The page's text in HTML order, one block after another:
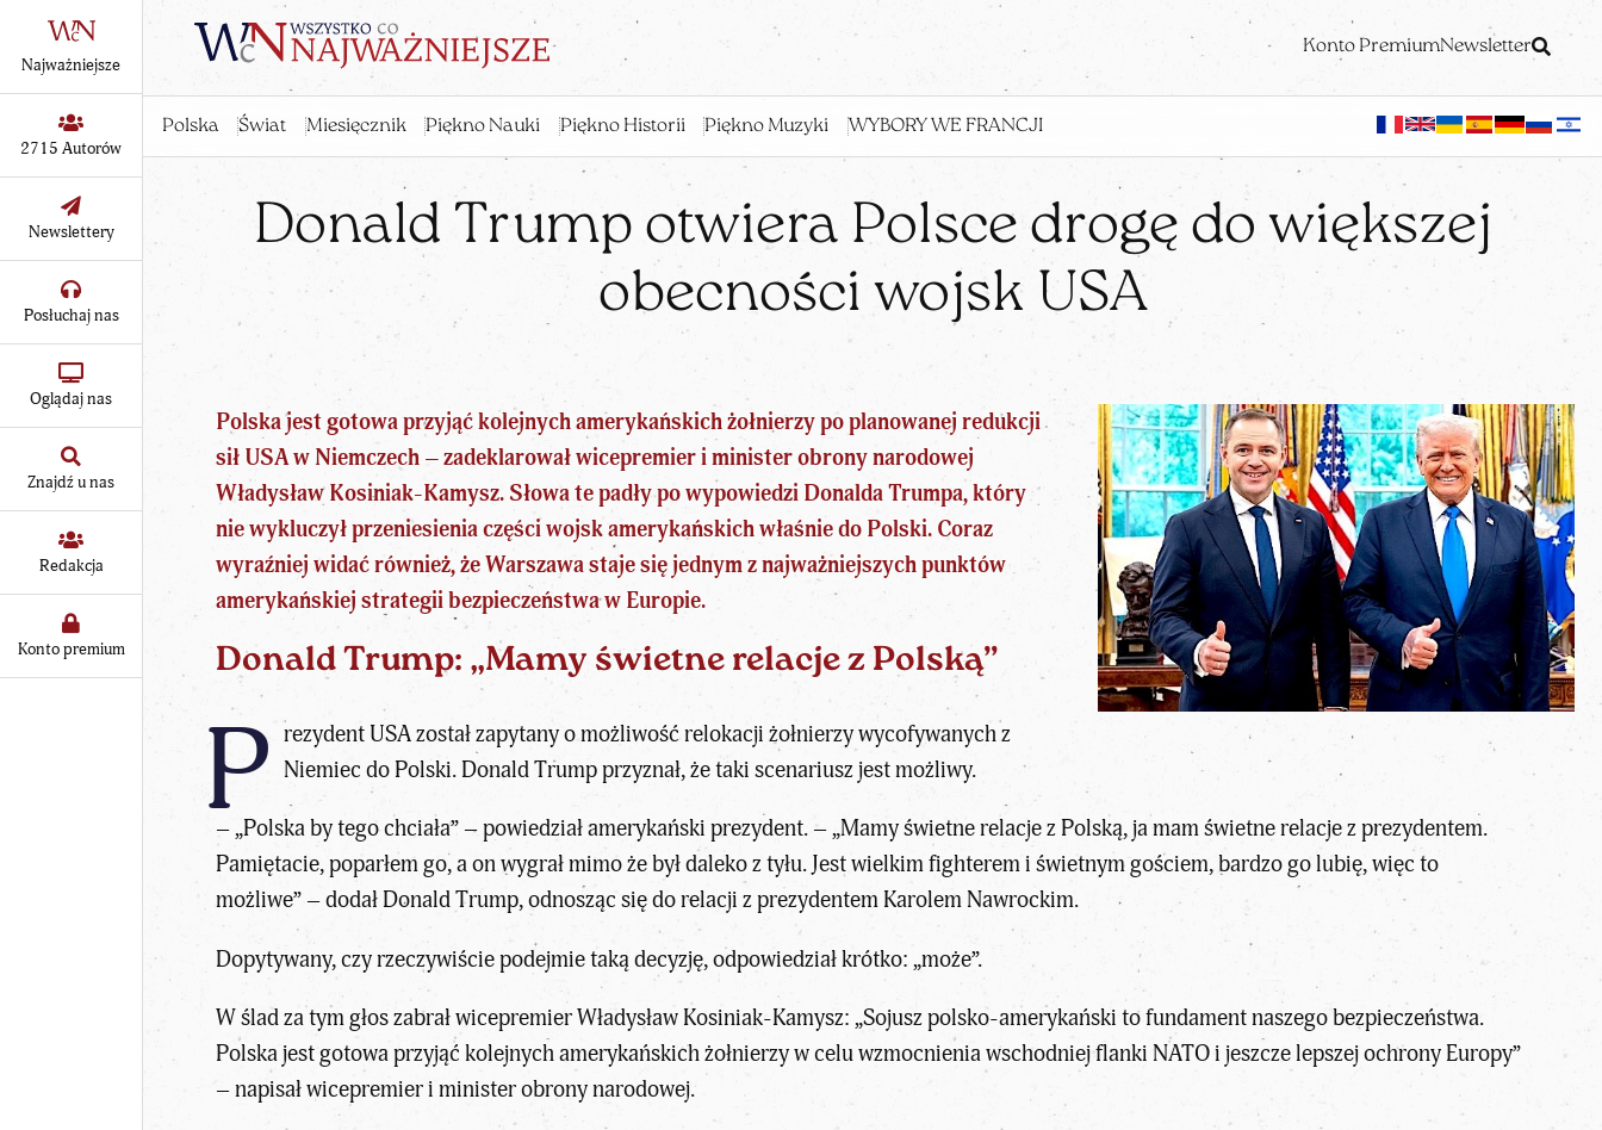
Konto PremiumNewsletter
Polska Świat Miesięcznik Piękno Nauki Piękno Historii Piękno Muzyki WYBORY WE FRANCJI
Najważniejsze
2715 Autorów
Newslettery
Posłuchaj nas
Oglądaj nas
Znajdź u nas
Redakcja
Konto premium
Donald Trump otwiera Polsce drogę do większej
obecności wojsk USA
Polska jest gotowa przyjąć kolejnych amerykańskich żołnierzy po planowanej redukcji
sił USA w Niemczech – zadeklarował wicepremier i minister obrony narodowej
Władysław Kosiniak-Kamysz. Słowa te padłypo wypowiedzi Donalda Trumpa, który
nie wykluczył przeniesienia części wojsk amerykańskich właśnie do Polski. Coraz
wyraźniej widać również, że Warszawa staje się jednym z najważniejszych punktów
amerykańskiej strategii bezpieczeństwa w Europie.
Donald Trump: „Mamy świetne relacje z Polską”
P rezydent USA został zapytany o możliwość relokacji żołnierzy wycofywanych z
Niemiec do Polski. Donald Trump przyznał, że taki scenariusz jest możliwy.
– „Polska by tego chciała” – powiedział amerykański prezydent. – „Mamy świetne relacje z Polską, ja mam świetne relacje z prezydentem.
Pamiętacie, poparłem go, a on wygrał mimo że był daleko z tyłu. Jest wielkim fighterem i świetnym gościem, bardzo go lubię, więc to
możliwe” – dodał Donald Trump, odnosząc się dorelacji z prezydentem Karolem Nawrockim.
Dopytywany, czy rzeczywiście podejmie taką decyzję, odpowiedział krótko: „może”.
W ślad za tym głos zabrał wicepremierWładysław Kosiniak-Kamysz: „Sojusz polsko-amerykański to fundament naszego bezpieczeństwa.
Polska jest gotowa przyjąć kolejnych amerykańskich żołnierzy w celu wzmocnienia wschodniej flanki NATO i jeszcze lepszej ochrony Europy”
– napisał wicepremier i minister obrony narodowej.